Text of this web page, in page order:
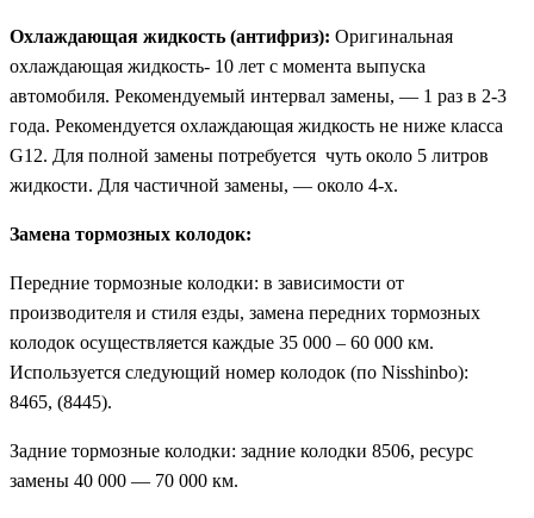
Охлаждающая жидкость (антифриз): Оригинальная
охлаждающая жидкость- 10 лет с момента выпуска
автомобиля. Рекомендуемый интервал замены, — 1 раз в 2-3
года. Рекомендуется охлаждающая жидкость не ниже класса
G12. Для полной замены потребуется чуть около 5 литров
жидкости. Для частичной замены, — около 4-х.
Замена тормозных колодок:
Передние тормозные колодки: в зависимости от
производителя и стиля езды, замена передних тормозных
колодок осуществляется каждые 35 000 – 60 000 км.
Используется следующий номер колодок (по Nisshinbo):
8465, (8445).
Задние тормозные колодки: задние колодки 8506, ресурс
замены 40 000 — 70 000 км.